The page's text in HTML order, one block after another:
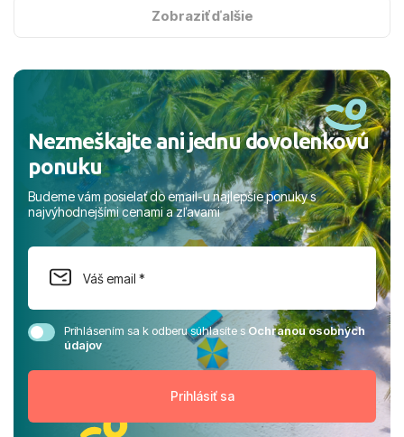
s hviezdičkou. ​Už teraz sa tešíme, kam s nami vyrazíte
Zobraziť ďalšie
Nezmeškajte ani jednu dovolenkovú
ponuku
Budeme vám posielať do email-u najlepšie ponuky s
najvýhodnejšími cenami a zľavami
Prihlásením sa k odberu súhlasíte sOchranou osobných
údajov